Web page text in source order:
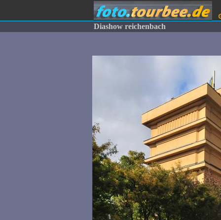
Diashow reichenbach